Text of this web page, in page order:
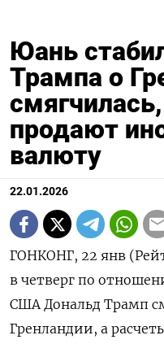
Юань
Трампа о
продают
валюту
22.01.2026
ГОНКОНГ, 22 янв
в четверг по
США Дональд Трамп
Гренландии, а